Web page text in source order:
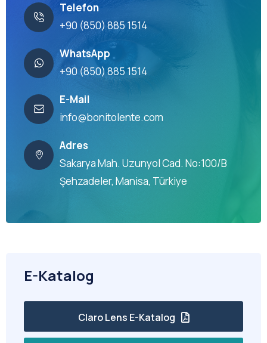
Telefon
+90 (850) 885 1514
WhatsApp
+90 (850) 885 1514
E-Mail
info@bonitolente.com
Adres
Sakarya Mah. Uzunyol Cad. No:100/B
Şehzadeler, Manisa, Türkiye
E-Katalog
Claro Lens E-Katalog